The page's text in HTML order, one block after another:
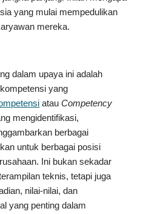
yang mulai mempedulikan
mereka.
dalam upaya ini adalah
yang
atauCompetency
mengidentifikasi,
berbagai
untuk berbagai posisi
Ini bukan sekadar
teknis, tetapi juga
nilai-nilai, dan
yang penting dalam